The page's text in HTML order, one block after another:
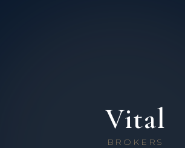
Vital
BROKERS